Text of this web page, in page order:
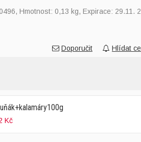
, Hmotnost: 0,13 kg, Expirace: 29.11.
Doporučit Hlídat
Kč